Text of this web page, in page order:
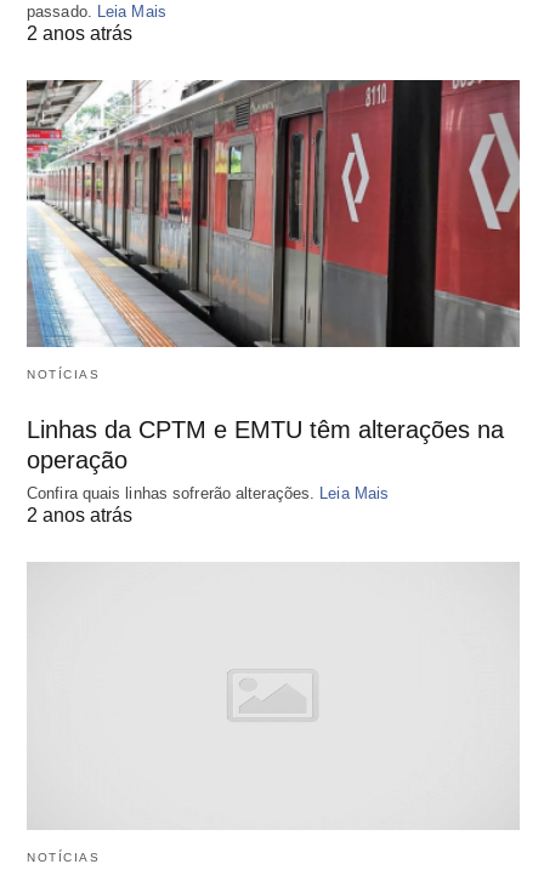
passado.
Leia Mais
2 anos atrás
NOTÍCIAS
Linhas da CPTM e EMTU têm alterações na
operação
Confira quais linhas sofrerão alterações. Leia Mais
2 anos atrás
NOTÍCIAS